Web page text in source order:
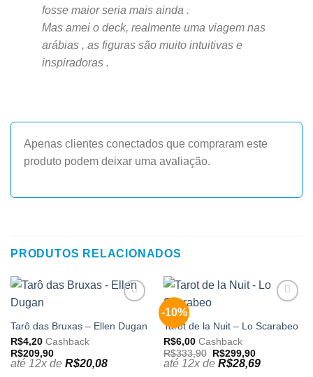
fosse maior seria mais ainda .
Mas amei o deck, realmente uma viagem nas
arábias , as figuras são muito intuitivas e
inspiradoras .
Apenas clientes conectados que compraram este
produto podem deixar uma avaliação.
PRODUTOS RELACIONADOS
aos
meus
Tarô das Bruxas – Ellen Dugan
R$4,20Cashback
R$209,90
até 12x de R$20,08
-10%
aos
meus
Tarot de la Nuit – Lo Scarabeo
R$6,00Cashback
R$333,90
O
preço
original
R$299,90O
preço
até 12x de R$28,69